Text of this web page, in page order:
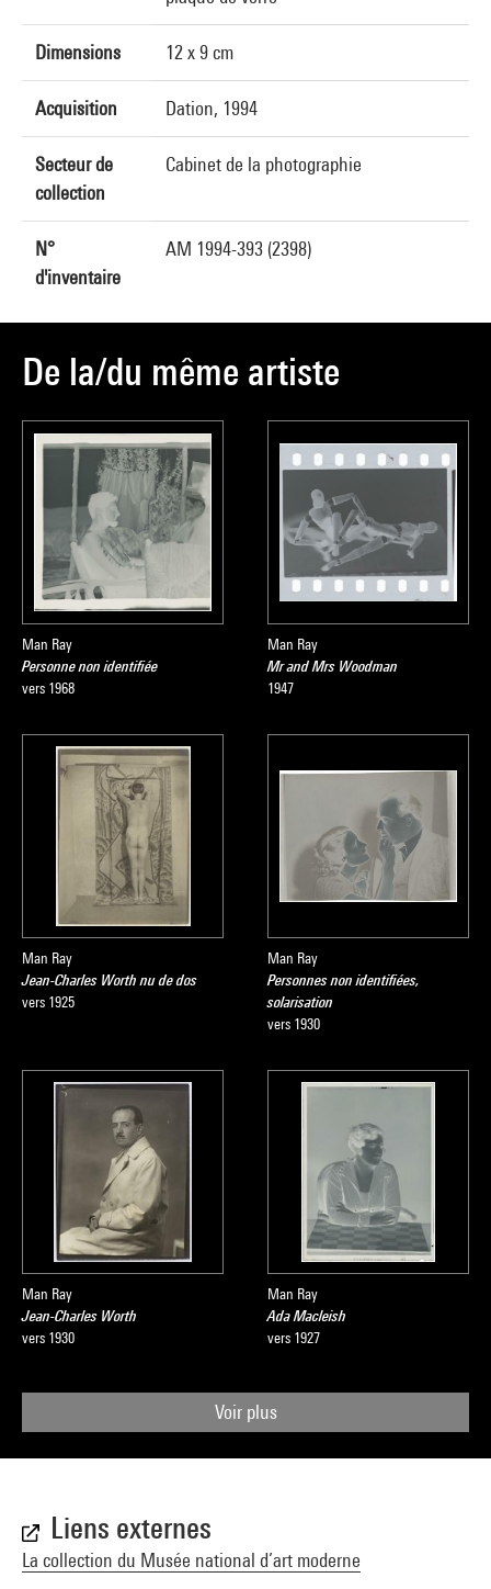
Dimensions 12 x 9 cm
Acquisition Dation, 1994
Secteur de
collection
Cabinet de la photographie
N°
d'inventaire
AM 1994-393 (2398)
De la/du même artiste
Man Ray
Personne non identifiée
vers 1968
Man Ray
Mr and Mrs Woodman
1947
Man Ray
Jean-Charles Worth nu de dos
vers 1925
Man Ray
Personnes non identifiées,
solarisation
vers 1930
Man Ray
Jean-Charles Worth
vers 1930
Man Ray
Ada Macleish
vers 1927
Voir plus
Liens externes
La collection du Musée national d’art moderne